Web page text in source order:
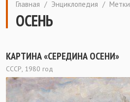
Главная / Энциклопедия / Метки
ОСЕНЬ
КАРТИНА «СЕРЕДИНА ОСЕНИ»
СССР, 1980 год